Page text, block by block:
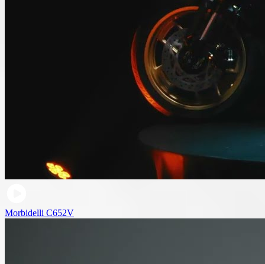
Morbidelli C652V